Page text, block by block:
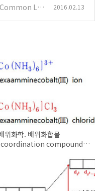
Common Lig
2016.02.13
위화학. 배위화합물
compound),